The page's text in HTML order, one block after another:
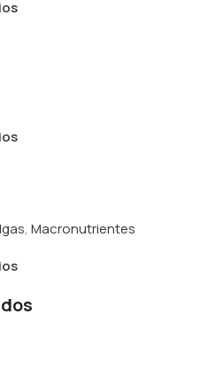
, Macronutrientes